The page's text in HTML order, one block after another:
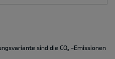
sind die CO2
-Emissionen